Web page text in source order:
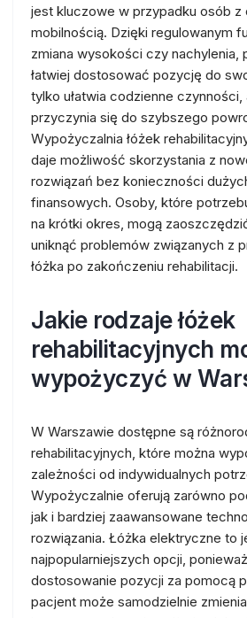
jest kluczowe w przypadku osób z
mobilnością. Dzięki regulowanym
zmiana wysokości czy nachylenia,
łatwiej dostosować pozycję do
tylko ułatwia codzienne czynności,
przyczynia się do szybszego
Wypożyczalnia łóżek
daje możliwość skorzystania z
rozwiązań bez konieczności
finansowych. Osoby, które
na krótki okres, mogą
uniknąć problemów związanych z
łóżka po zakończeniu rehabilitacji.
Jakie rodzaje łóżek
rehabilitacyjnych
wypożyczyć w
W Warszawie dostępne są
rehabilitacyjnych, które można
zależności od indywidualnych
Wypożyczalnie oferują zarówno
jak i bardziej zaawansowane
rozwiązania. Łóżka elektryczne to
najpopularniejszych opcji,
dostosowanie pozycji za pomocą
pacjent może samodzielnie